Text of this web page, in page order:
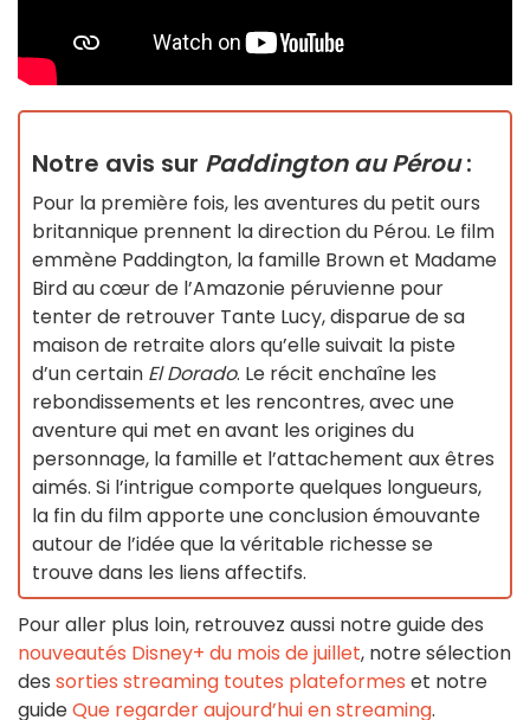
Notre avis sur Paddington au Pérou:
Pour la première fois, les aventures du petit ours
britannique prennent la direction du Pérou. Le film
emmène Paddington, la famille Brown et Madame
Bird au cœur de l’Amazonie péruvienne pour
tenter de retrouver Tante Lucy, disparue de sa
maison de retraite alors qu’elle suivait la piste
d’un certain El Dorado. Le récit enchaîne les
rebondissements et les rencontres, avec une
aventure qui met en avant les origines du
personnage, la famille et l’attachement aux êtres
aimés. Si l’intrigue comporte quelques longueurs,
la fin du film apporte une conclusion émouvante
autour de l’idée que la véritable richesse se
trouve dans les liens affectifs.
Pour aller plus loin, retrouvez aussi notre guide des
nouveautés Disney+ du mois de juillet, notre sélection
des sorties streaming toutes plateformes et notre
guideQue regarder aujourd’hui en streaming.